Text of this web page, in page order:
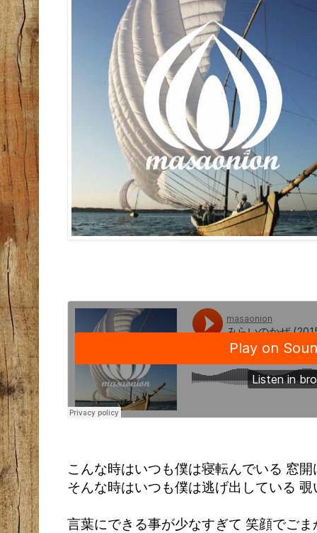
こんな時はいつも僕は寝転んでいる 窓
そんな時はいつも僕は逃げ出している
言葉にできる事が少なすぎて 笑顔でご